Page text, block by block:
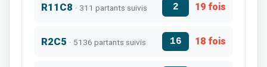
R11C8 · 311 partants suivis 2 19 fois
R2C5 · 5136 partants suivis 16 18 fois